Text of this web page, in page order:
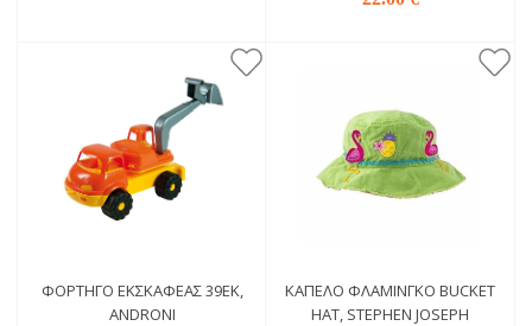
ΦΟΡΤΗΓΌ ΕΚΣΚΑΦΈΑΣ 39ΕΚ,
ANDRONI
ΚΑΠΈΛΟ ΦΛΑΜΊΝΓΚΟ BUCKET
HAT, STEPHEN JOSEPH